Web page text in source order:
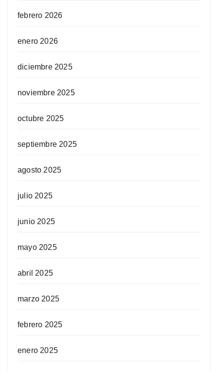
febrero 2026
enero 2026
diciembre 2025
noviembre 2025
octubre 2025
septiembre 2025
agosto 2025
julio 2025
junio 2025
mayo 2025
abril 2025
marzo 2025
febrero 2025
enero 2025